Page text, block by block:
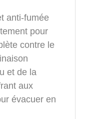
anti-fumée
pour
contre le
et de la
aux
évacuer en